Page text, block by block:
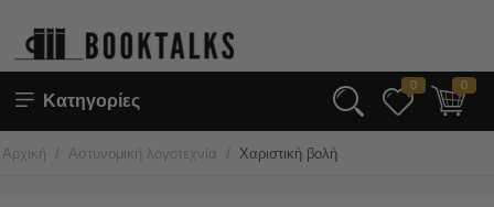
Κατηγορίες
0 0
Αρχική / Αστυνομική λογοτεχνία / Χαριστική βολή